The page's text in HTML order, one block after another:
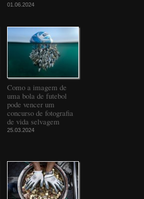
01.06.2024
Como a imagem de
uma bola de futebol
pode vencer um
concurso de fotografia
de vida selvagem
25.03.2024